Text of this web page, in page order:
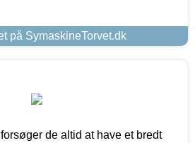
på SymaskineTorvet.dk
de altid at have et bredt